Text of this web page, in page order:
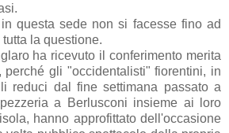
questa sede non si facesse fino ad
la questione.
ha ricevuto il conferimento merita
perché gli "occidentalisti" fiorentini, in
reduci dal fine settimana passato a
a Berlusconi insieme ai loro
hanno approfittato dell'occasione